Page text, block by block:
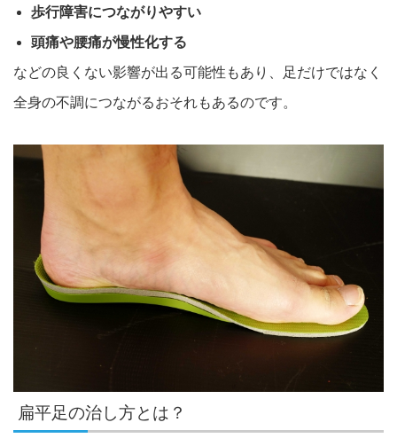
歩行障害につながりやすい
頭痛や腰痛が慢性化する
などの良くない影響が出る可能性もあり、足だけではなく
全身の不調につながるおそれもあるのです。
扁平足の治し方とは？